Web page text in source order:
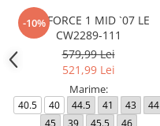
-10%
AIR FORCE 1 MID `07 LE
CW2289-111
579,99 Lei
521,99 Lei
Marime:
40.5 40 44.5 41 43
44
45
39 45.5 46